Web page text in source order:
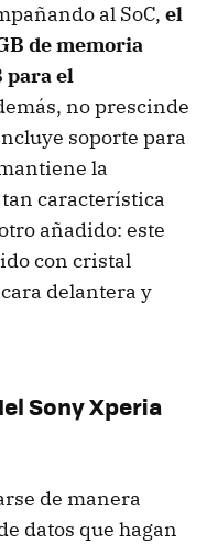
al SoC, el
de memoria
para el
no prescinde
soporte para
la
característica
añadido: este
con cristal
delantera y
Sony Xperia
de manera
datos que hagan